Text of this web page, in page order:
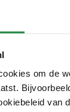
om de
van
de
en
(Externe
link)
stimuleren.
hebben